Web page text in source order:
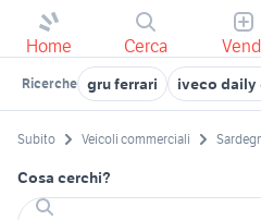
Home Cerca
Ricerche gru ferrari iveco daily
Subito Veicoli commerciali
Cosa cerchi?